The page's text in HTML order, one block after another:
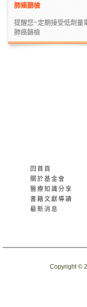
肺癌篩檢
提醒您~定期接受低劑量
肺癌篩檢
回首頁
關於基金會
醫療知識分享
書籍文獻導讀
最新消息
Copyright ©